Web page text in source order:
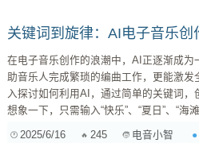
关键词到旋律：AI电子音乐创
在电子音乐创作的浪潮中，AI正逐渐成
助音乐人完成繁琐的编曲工作，更能激
入探讨如何利用AI，通过简单的关键词，
想象一下，只需输入“快乐”、“夏日”、“海
2025/6/16 245 电音小智